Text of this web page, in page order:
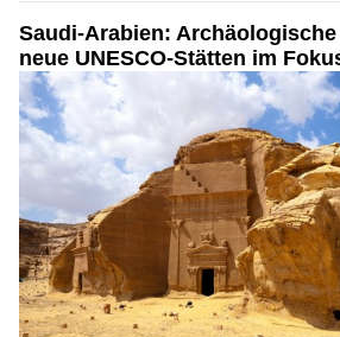
Saudi-Arabien:
neue UNESCO-Stätten im